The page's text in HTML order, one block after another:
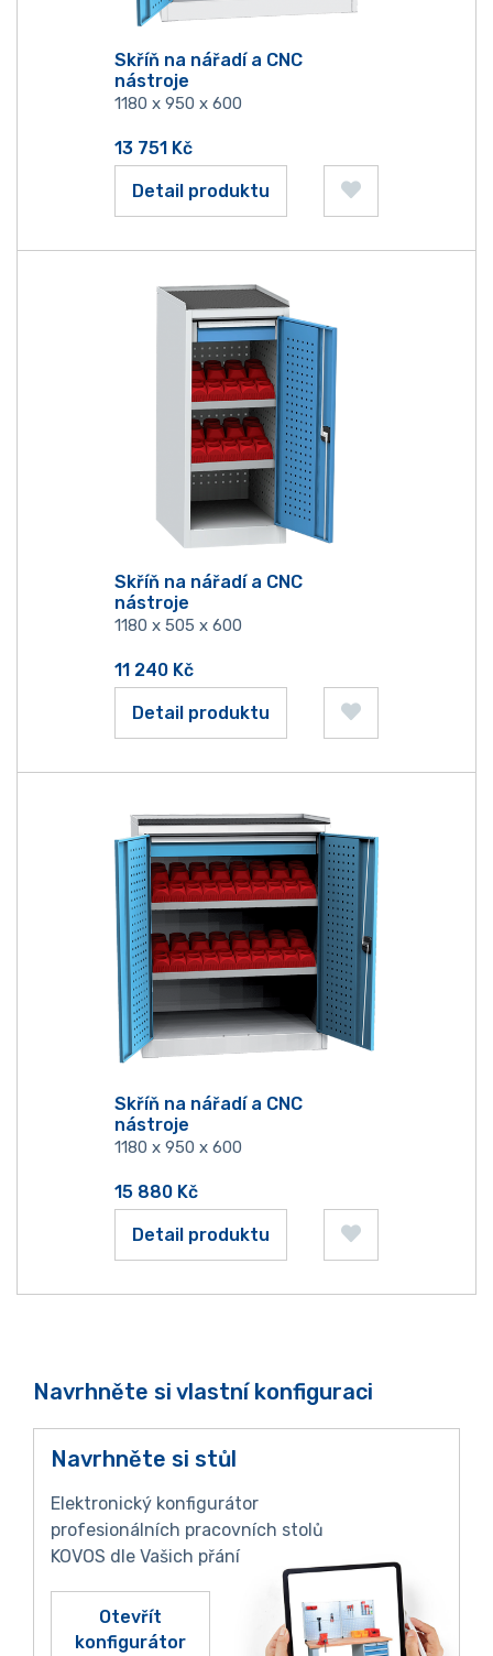
Skříň na nářadí a CNC
nástroje
1180 x 950 x 600
13 751 Kč
Detail produktu
Skříň na nářadí a CNC
nástroje
1180 x 505 x 600
11 240 Kč
Detail produktu
Skříň na nářadí a CNC
nástroje
1180 x 950 x 600
15 880 Kč
Detail produktu
Navrhněte si vlastní konfiguraci
Navrhněte si stůl
Elektronický konfigurátor
profesionálních pracovních stolů
KOVOS dle Vašich přání
Otevřít
konfigurátor